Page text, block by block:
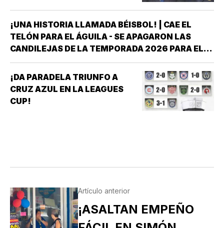
¡UNA HISTORIA LLAMADA BÉISBOL! | CAE EL
TELÓN PARA EL ÁGUILA - SE APAGARON LAS
CANDILEJAS DE LA TEMPORADA 2026 PARA EL
ÁGUILA DE VERACRUZ *LA NOVENA JAROCHA
CERRÓ SU CALENDARIO CON UNA VICTORIA DE
10-6 SOBRE PERICOS DE PUEBLA, PERO EL
TRIUNFO YA NO…
¡DA PARADELA TRIUNFO A
CRUZ AZUL EN LA LEAGUES
CUP!
Artículo anterior
¡ASALTAN EMPEÑO